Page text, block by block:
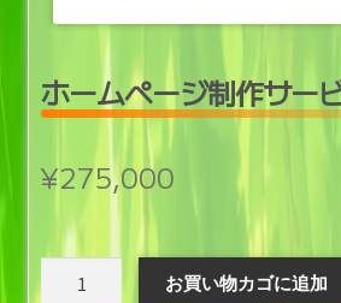
ホームページ制作サー
¥275,000
お買い物カゴに追加